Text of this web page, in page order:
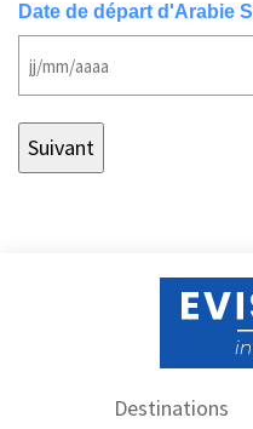
MM
slash
AAAA
Date de départ d'Arabie
JJ
MM
slash
Destinations